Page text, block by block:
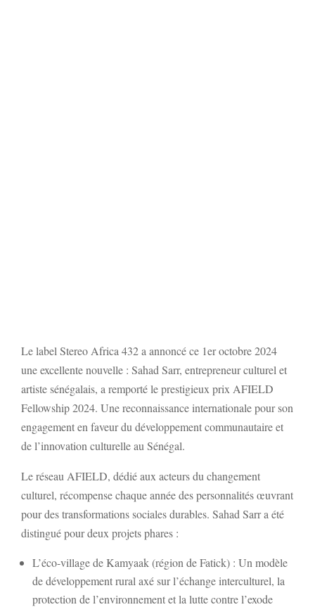
Le label Stereo Africa 432 a annoncé ce 1er octobre 2024
une excellente nouvelle : Sahad Sarr, entrepreneur culturel et
artiste sénégalais, a remporté le prestigieux prix AFIELD
Fellowship 2024. Une reconnaissance internationale pour son
engagement en faveur du développement communautaire et
de l’innovation culturelle au Sénégal.
Le réseau AFIELD, dédié aux acteurs du changement
culturel, récompense chaque année des personnalités œuvrant
pour des transformations sociales durables. Sahad Sarr a été
distingué pour deux projets phares :
L’éco-village de Kamyaak (région de Fatick) : Un modèle
de développement rural axé sur l’échange interculturel, la
protection de l’environnement et la lutte contre l’exode